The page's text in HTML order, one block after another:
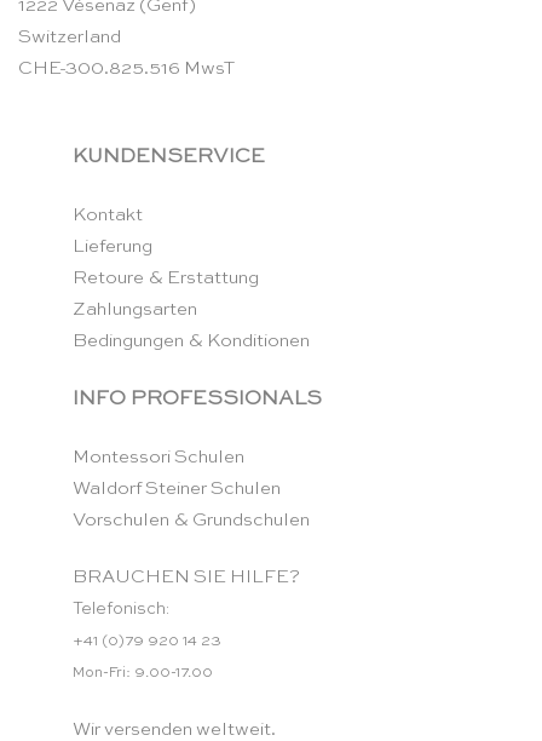
1222 Vésenaz (Genf)
Switzerland
CHE-300.825.516 MwsT
KUNDENSERVICE
Kontakt
Lieferung
Retoure & Erstattung
Zahlungsarten
Bedingungen & Konditionen
INFO PROFESSIONALS
Montessori Schulen
Waldorf Steiner Schulen
Vorschulen & Grundschulen
BRAUCHEN SIE HILFE?
Telefonisch:
+41 (0)79 920 14 23
Mon-Fri: 9.00-17.00
Wir versenden weltweit.